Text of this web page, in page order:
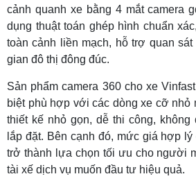
cảnh quanh xe bằng 4 mắt camera
dụng thuật toán ghép hình chuẩn
toàn cảnh liền mạch, hỗ trợ quan
gian đô thị đông đúc.
Sản phẩm camera 360 cho xe
biệt phù hợp với các dòng xe cỡ nhỏ
thiết kế nhỏ gọn, dễ thi công, không
lắp đặt. Bên cạnh đó, mức giá hợp
trở thành lựa chọn tối ưu cho người
tài xế dịch vụ muốn đầu tư hiệu quả.